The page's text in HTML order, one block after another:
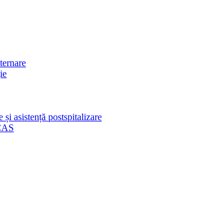
asistență postspitalizare